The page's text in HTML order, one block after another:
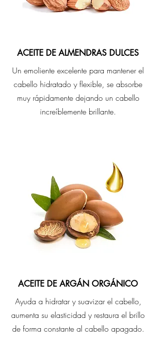
ACEITE DE ALMENDRAS DULCES
Un emoliente excelente para mantener el
cabello hidratado y flexible, se absorbe
muy rápidamente dejando un cabello
increíblemente brillante.
ACEITE DE ARGÁN ORGÁNICO
Ayuda a hidratar y suavizar el cabello,
aumenta su elasticidad y restaura el brillo
de forma constante al cabello apagado.